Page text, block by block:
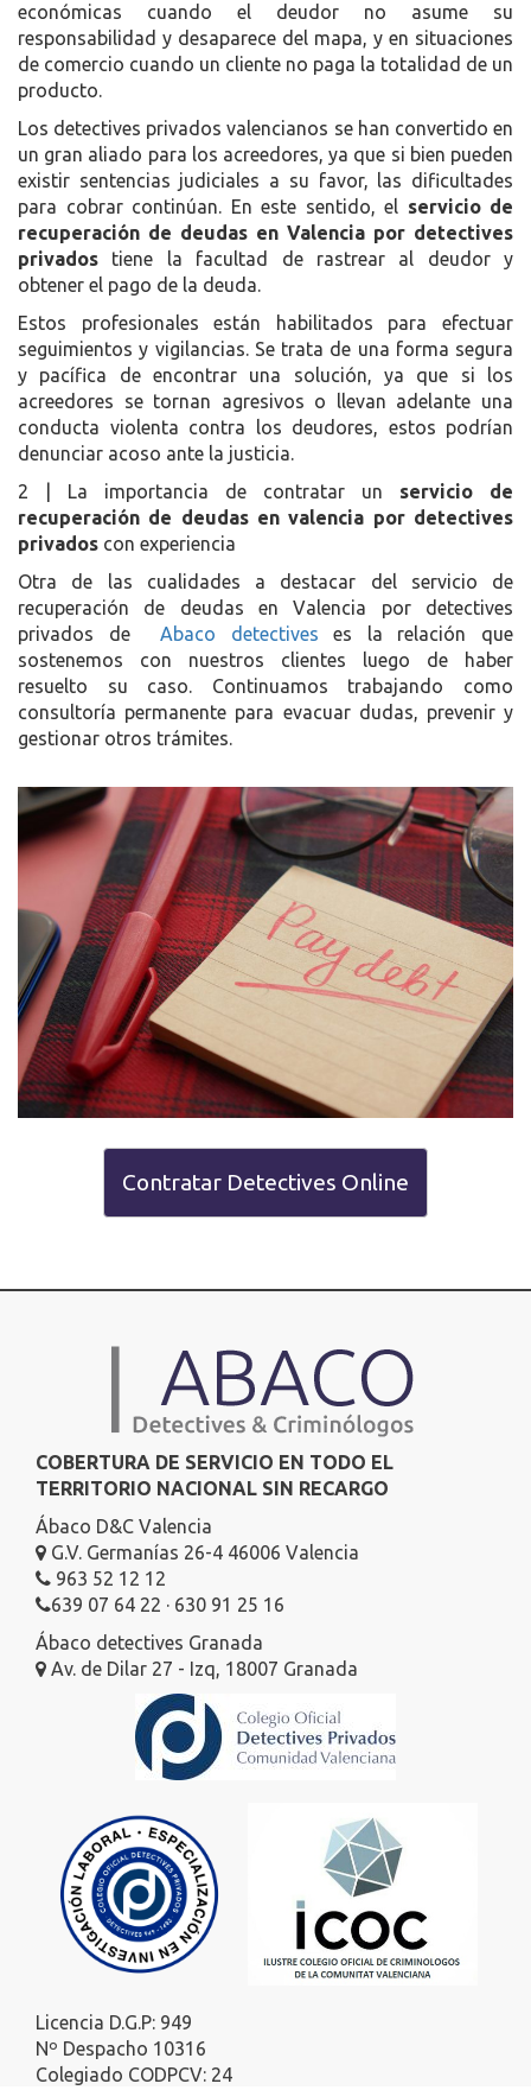
económicas cuando el deudor no asume su
responsabilidad y desaparece del mapa, y en situaciones
de comercio cuando un cliente no paga la totalidad de un
producto.
Los detectives privados valencianos se han convertido en
un gran aliado para los acreedores, ya que si bien pueden
existir sentencias judiciales a su favor, las dificultades
para cobrar continúan. En este sentido, el servicio de
recuperación de deudas en Valencia por detectives
privados tiene la facultad de rastrear al deudor y
obtener el pago de la deuda.
Estos profesionales están habilitados para efectuar
seguimientos y vigilancias. Se trata de una forma segura
y pacífica de encontrar una solución, ya que si los
acreedores se tornan agresivos o llevan adelante una
conducta violenta contra los deudores, estos podrían
denunciar acoso ante la justicia.
2 | La importancia de contratar un servicio de
recuperación de deudas en valencia por detectives
privados con experiencia
Otra de las cualidades a destacar del servicio de
recuperación de deudas en Valencia por detectives
privados de Abaco detectiveses la relación que
sostenemos con nuestros clientes luego de haber
resuelto su caso. Continuamos trabajando como
consultoría permanente para evacuar dudas, prevenir y
gestionar otros trámites.
Contratar Detectives Online
COBERTURA DE SERVICIO EN TODO EL
TERRITORIO NACIONAL SIN RECARGO
Ábaco D&C Valencia
G.V. Germanías 26-4 46006 Valencia
963 52 12 12
639 07 64 22 · 630 91 25 16
Ábaco detectives Granada
Av. de Dilar 27 - Izq, 18007 Granada
Licencia D.G.P: 949
Nº Despacho 10316
Colegiado CODPCV: 24